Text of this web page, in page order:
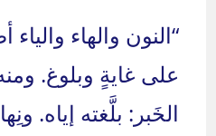
“النون والهاء
على غايةٍ وبلوغ.
الخَبر: بلَّغته إياه.